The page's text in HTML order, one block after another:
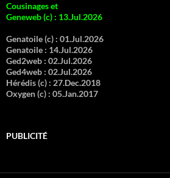
Cousinages et
Geneweb (c) : 13.Jul.2026
Genatoile (c) : 01.Jul.2026
Genatoile : 14.Jul.2026
Ged2web : 02.Jul.2026
Ged4web : 02.Jul.2026
Hérédis (c) : 27.Dec.2018
Oxygen (c) : 05.Jan.2017
PUBLICITÉ